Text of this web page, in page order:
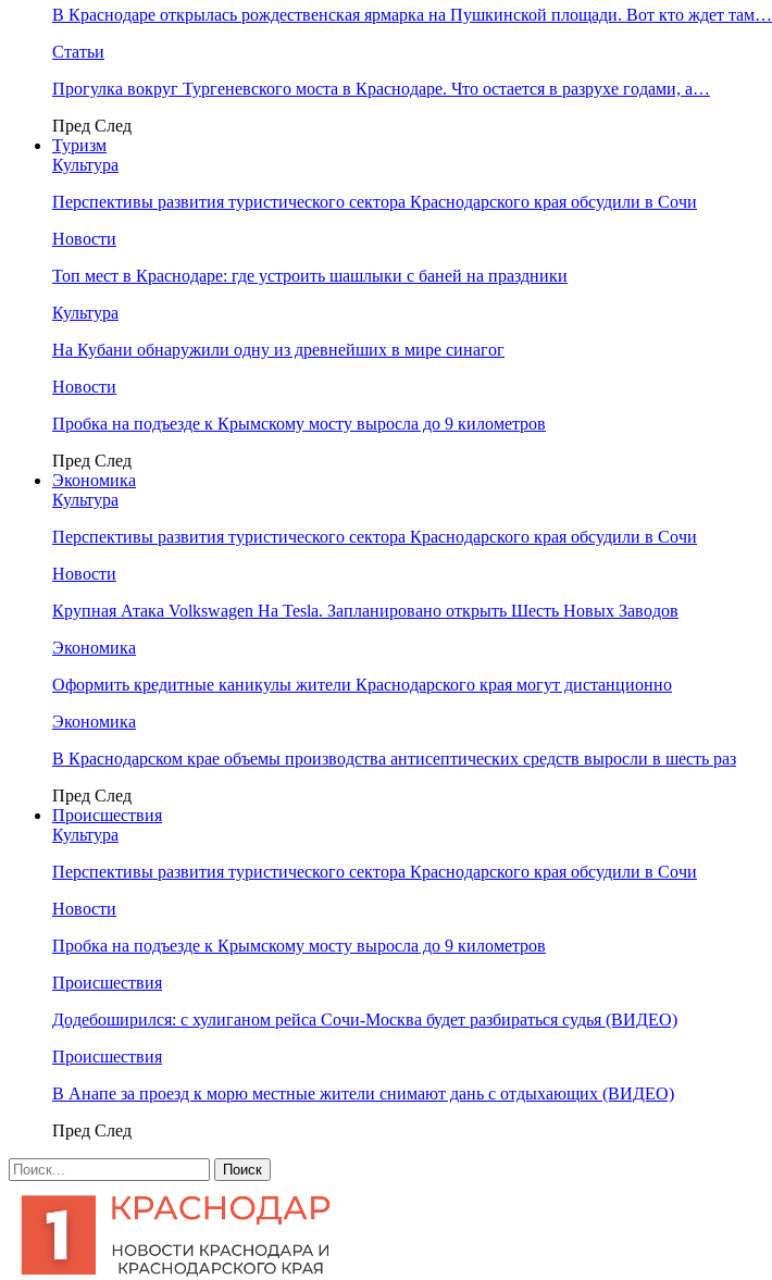
В Краснодаре открылась рождественская ярмарка на Пушкинской площади. Вот кто ждет там…
Статьи
Прогулка вокруг Тургеневского моста в Краснодаре. Что остается в разрухе годами, а…
Пред След
Туризм
Культура
Перспективы развития туристического сектора Краснодарского края обсудили в Сочи
Новости
Топ мест в Краснодаре: где устроить шашлыки с баней на праздники
Культура
На Кубани обнаружили одну из древнейших в мире синагог
Новости
Пробка на подъезде к Крымскому мосту выросла до 9 километров
Пред След
Экономика
Культура
Перспективы развития туристического сектора Краснодарского края обсудили в Сочи
Новости
Крупная Атака Volkswagen На Tesla. Запланировано открыть Шесть Новых Заводов
Экономика
Оформить кредитные каникулы жители Краснодарского края могут дистанционно
Экономика
В Краснодарском крае объемы производства антисептических средств выросли в шесть раз
Пред След
Происшествия
Культура
Перспективы развития туристического сектора Краснодарского края обсудили в Сочи
Новости
Пробка на подъезде к Крымскому мосту выросла до 9 километров
Происшествия
Додебоширился: с хулиганом рейса Сочи-Москва будет разбираться судья (ВИДЕО)
Происшествия
В Анапе за проезд к морю местные жители снимают дань с отдыхающих (ВИДЕО)
Пред След